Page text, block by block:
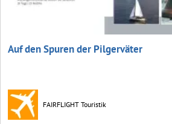
Auf den Spuren der Pilgerväter
FAIRFLIGHT Touristik